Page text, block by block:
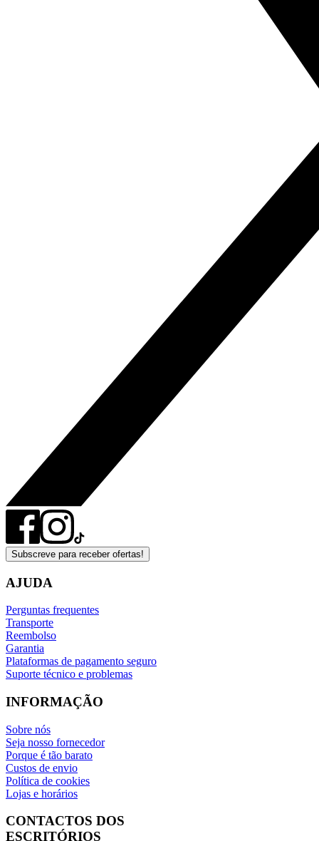
Subscreve para receber ofertas!
AJUDA
Perguntas frequentes
Transporte
Reembolso
Garantia
Plataformas de pagamento seguro
Suporte técnico e problemas
INFORMAÇÃO
Sobre nós
Seja nosso fornecedor
Porque é tão barato
Custos de envio
Política de cookies
Lojas e horários
CONTACTOS DOS
ESCRITÓRIOS